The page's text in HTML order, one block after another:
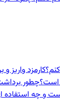
کارمزد واریز
است؟چطور
و چه استفاده